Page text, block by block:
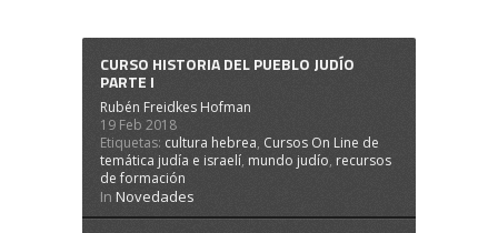
CURSO HISTORIA DEL PUEBLO JUDÍO
PARTE I
Rubén Freidkes Hofman
19 Feb 2018
Etiquetas: cultura hebrea, Cursos On Line de
temática judía e israelí, mundo judío, recursos
de formación
In Novedades